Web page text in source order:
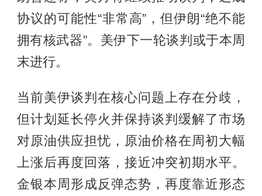
协议的可能性“非常高”，但伊朗“绝不能
拥有核武器”。美伊下一轮谈判或于本周
末进行。
当前美伊谈判在核心问题上存在分歧，
但计划延长停火并保持谈判缓解了市场
对原油供应担忧，原油价格在周初大幅
上涨后再度回落，接近冲突初期水平。
金银本周形成反弹态势，再度靠近形态